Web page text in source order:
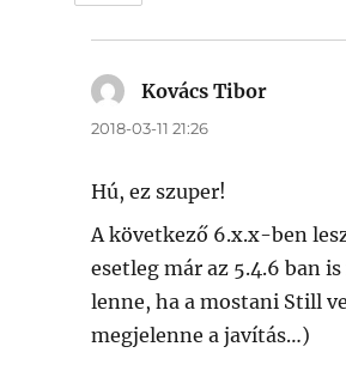
Kovács Tibor
2018-03-11 21:26
Hú, ez szuper!
A következő 6.x.x-ben
esetleg már az 5.4.6 ban
lenne, ha a mostani Still
megjelenne a javítás…)